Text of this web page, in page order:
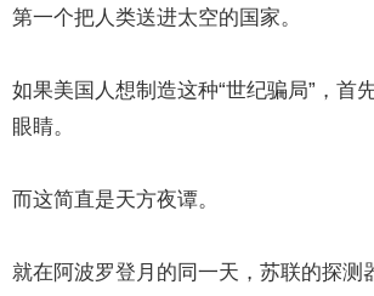
第一个把人类送进太空的国家。
如果美国人想制造这种“世纪骗局”，首
眼睛。
而这简直是天方夜谭。
就在阿波罗登月的同一天，苏联的探测